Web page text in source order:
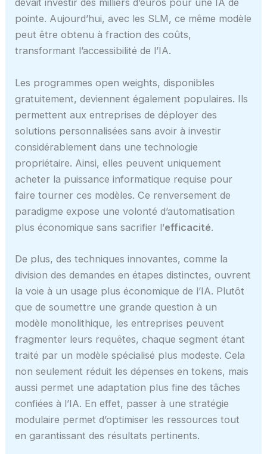
devait investir des milliers d’euros pour une IA de
pointe. Aujourd’hui, avec les SLM, ce même modèle
peut être obtenu à fraction des coûts,
transformant l’accessibilité de l’IA.
Les programmes open weights, disponibles
gratuitement, deviennent également populaires. Ils
permettent aux entreprises de déployer des
solutions personnalisées sans avoir à investir
considérablement dans une technologie
propriétaire. Ainsi, elles peuvent uniquement
acheter la puissance informatique requise pour
faire tourner ces modèles. Ce renversement de
paradigme expose une volonté d’automatisation
plus économique sans sacrifier l’efficacité.
De plus, des techniques innovantes, comme la
division des demandes en étapes distinctes, ouvrent
la voie à un usage plus économique de l’IA. Plutôt
que de soumettre une grande question à un
modèle monolithique, les entreprises peuvent
fragmenter leurs requêtes, chaque segment étant
traité par un modèle spécialisé plus modeste. Cela
non seulement réduit les dépenses en tokens, mais
aussi permet une adaptation plus fine des tâches
confiées à l’IA. En effet, passer à une stratégie
modulaire permet d’optimiser les ressources tout
en garantissant des résultats pertinents.